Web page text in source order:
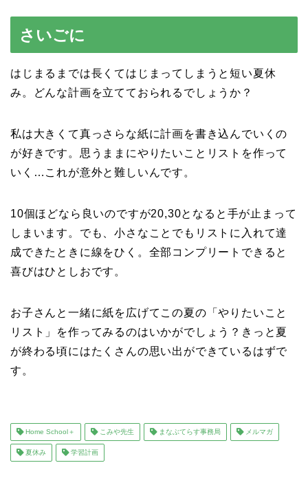
さいごに
はじまるまでは長くてはじまってしまうと短い夏休
み。どんな計画を立てておられるでしょうか？
私は大きくて真っさらな紙に計画を書き込んでいくの
が好きです。思うままにやりたいことリストを作って
いく…これが意外と難しいんです。
10個ほどなら良いのですが20,30となると手が止まって
しまいます。でも、小さなことでもリストに入れて達
成できたときに線をひく。全部コンプリートできると
喜びはひとしおです。
お子さんと一緒に紙を広げてこの夏の「やりたいこと
リスト」を作ってみるのはいかがでしょう？きっと夏
が終わる頃にはたくさんの思い出ができているはずで
す。
Home School＋ こみや先生 まなぶてらす事務局 メルマガ
夏休み 学習計画